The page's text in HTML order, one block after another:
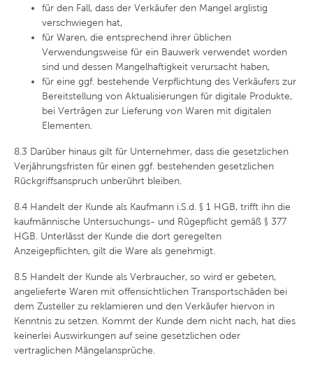
für den Fall, dass der Verkäufer den Mangel arglistig
verschwiegen hat,
für Waren, die entsprechend ihrer üblichen
Verwendungsweise für ein Bauwerk verwendet worden
sind und dessen Mangelhaftigkeit verursacht haben,
für eine ggf. bestehende Verpflichtung des Verkäufers zur
Bereitstellung von Aktualisierungen für digitale Produkte,
bei Verträgen zur Lieferung von Waren mit digitalen
Elementen.
8.3 Darüber hinaus gilt für Unternehmer, dass die gesetzlichen
Verjährungsfristen für einen ggf. bestehenden gesetzlichen
Rückgriffsanspruch unberührt bleiben.
8.4 Handelt der Kunde als Kaufmann i.S.d. § 1 HGB, trifft ihn die
kaufmännische Untersuchungs- und Rügepflicht gemäß § 377
HGB. Unterlässt der Kunde die dort geregelten
Anzeigepflichten, gilt die Ware als genehmigt.
8.5 Handelt der Kunde als Verbraucher, so wird er gebeten,
angelieferte Waren mit offensichtlichen Transportschäden bei
dem Zusteller zu reklamieren und den Verkäufer hiervon in
Kenntnis zu setzen. Kommt der Kunde dem nicht nach, hat dies
keinerlei Auswirkungen auf seine gesetzlichen oder
vertraglichen Mängelansprüche.